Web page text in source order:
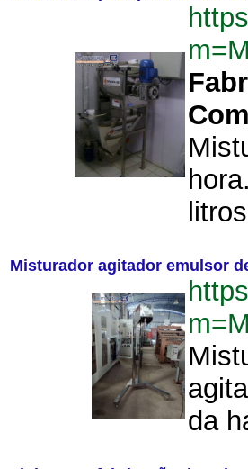
Misturador agitador emulsor
da